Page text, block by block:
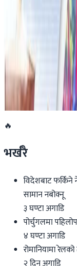
एनपिएल
सबैभन्दा
२०२६ जुलाई १९
डार्विनमा
२०२६ जुन ११
🔥
भर्खरै
विदेशबाट फर्किने
सामान नबोक्नू
३ घण्टा अगाडि
पोर्चुगलमा
४ घण्टा अगाडि
रोमानियामा